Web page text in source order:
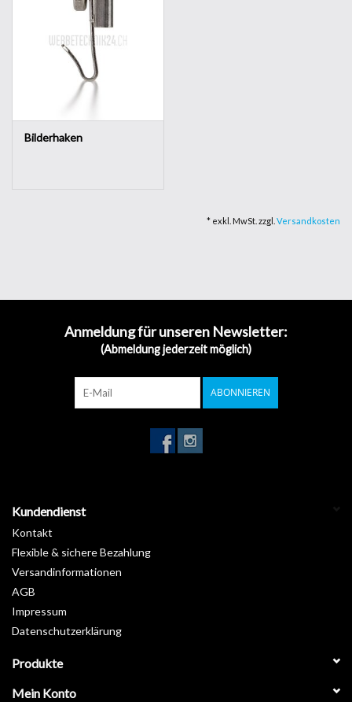
Bilderhaken
* exkl. MwSt. zzgl. Versandkosten
Anmeldung für unseren Newsletter:
(Abmeldung jederzeit möglich)
ABONNIEREN
Kundendienst
Kontakt
Flexible & sichere Bezahlung
Versandinformationen
AGB
Impressum
Datenschutzerklärung
Produkte
Mein Konto